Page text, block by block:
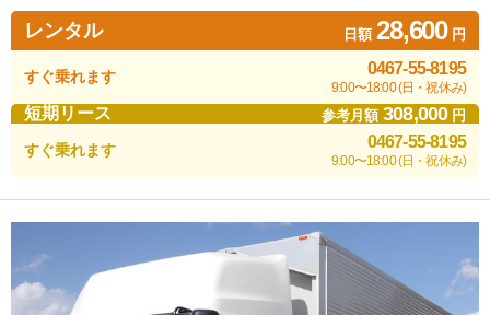
レンタル 日額28,600円
すぐ乗れます 0467-55-8195
9:00〜18:00 (日・祝休み)
短期リース 参考月額308,000円
すぐ乗れます 0467-55-8195
9:00〜18:00 (日・祝休み)